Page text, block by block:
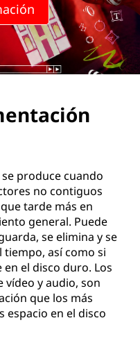
produce cuando
no contiguos
tarde más en
general. Puede
se elimina y se
así como si
el disco duro. Los
vídeo y audio, son
que los más
espacio en el disco